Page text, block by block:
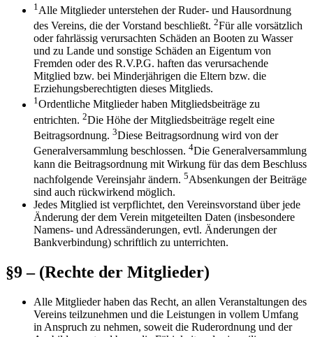
1 Alle Mitglieder unterstehen der Ruder- und Hausordnung
des Vereins, die der Vorstand beschließt. 2Für alle vorsätzlich
oder fahrlässig verursachten Schäden an Booten zu Wasser
und zu Lande und sonstige Schäden an Eigentum von
Fremden oder des R.V.P.G. haften das verursachende
Mitglied bzw. bei Minderjährigen die Eltern bzw. die
Erziehungsberechtigten dieses Mitglieds.
1Ordentliche Mitglieder haben Mitgliedsbeiträge zu
entrichten. 2Die Höhe der Mitgliedsbeiträge regelt eine
Beitragsordnung. 3Diese Beitragsordnung wird von der
Generalversammlung beschlossen. 4Die Generalversammlung
kann die Beitragsordnung mit Wirkung für das dem Beschluss
nachfolgende Vereinsjahr ändern. 5Absenkungen der Beiträge
sind auch rückwirkend möglich.
Jedes Mitglied ist verpflichtet, den Vereinsvorstand über jede
Änderung der dem Verein mitgeteilten Daten (insbesondere
Namens- und Adressänderungen, evtl. Änderungen der
Bankverbindung) schriftlich zu unterrichten.
§9 – (Rechte der Mitglieder)
Alle Mitglieder haben das Recht, an allen Veranstaltungen des
Vereins teilzunehmen und die Leistungen in vollem Umfang
in Anspruch zu nehmen, soweit die Ruderordnung und der